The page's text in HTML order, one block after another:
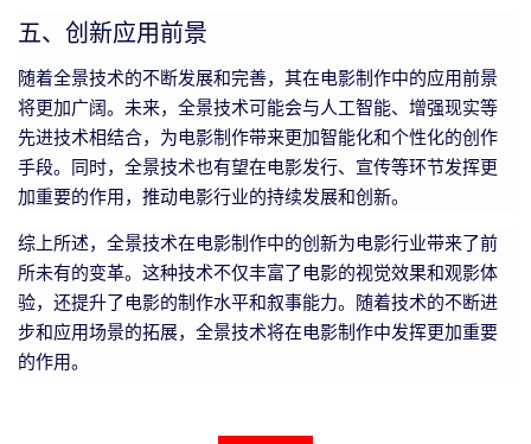
五、创新应用前景
随着全景技术的不断发展和完善，其在电影制作中的应用前景
将更加广阔。未来，全景技术可能会与人工智能、增强现实等
先进技术相结合，为电影制作带来更加智能化和个性化的创作
手段。同时，全景技术也有望在电影发行、宣传等环节发挥更
加重要的作用，推动电影行业的持续发展和创新。
综上所述，全景技术在电影制作中的创新为电影行业带来了前
所未有的变革。这种技术不仅丰富了电影的视觉效果和观影体
验，还提升了电影的制作水平和叙事能力。随着技术的不断进
步和应用场景的拓展，全景技术将在电影制作中发挥更加重要
的作用。